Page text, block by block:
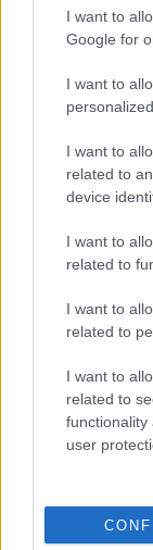
I want to
Google for
I want to
I want to
related to
device
I want to
related to
I want to
related to
I want to
related to
functionality
user
Είπε ότι οι
σχέδιο
τώρα για
Πέρυσι, μια
διαπίστωσε
είχαν
επηρεάσει
«Τα κοάλα
επιστήμονας